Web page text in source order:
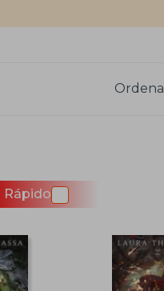
a Laura devorando
buen libro.
Rápido